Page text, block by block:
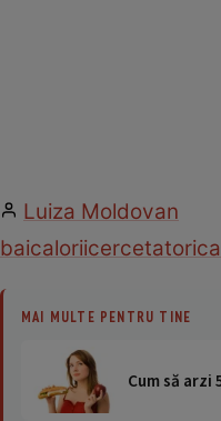
Luiza Moldovan
baicaloriicercetatori
MAI MULTE PENTRU TINE
Cum să arzi